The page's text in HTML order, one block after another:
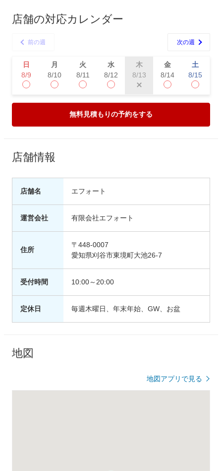
店舗の対応カレンダー
前の週 次の週
日
8/9
月
8/10
火
8/11
水
8/12
木
8/13
金
8/14
土
8/15
無料見積もりの予約をする
店舗情報
店舗名 エフォート
運営会社 有限会社エフォート
住所
〒448-0007
愛知県刈谷市東境町大池26-7
受付時間 10:00～20:00
定休日 毎週木曜日、年末年始、GW、お盆
地図
地図アプリで見る